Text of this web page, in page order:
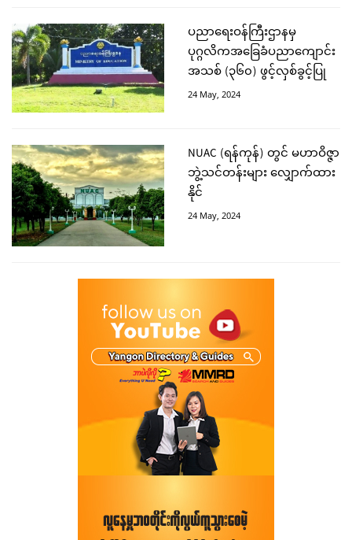
ပညာရေးဝန်ကြီးဌာနမှ
ပုဂ္ဂလိကအခြေခံပညာကျောင်း
အသစ် (၃၆၀) ဖွင့်လှစ်ခွင့်ပြု
24 May, 2024
NUAC (ရန်ကုန်) တွင် မဟာဝိဇ္ဇာ
ဘွဲ့သင်တန်းများ လျှောက်ထား
နိုင်
24 May, 2024